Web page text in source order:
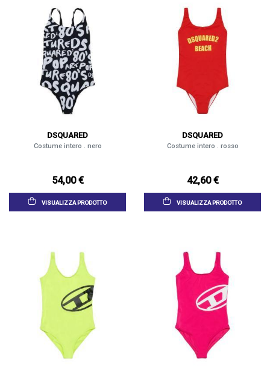
DSQUARED
Costume intero . nero
54,00 €
VISUALIZZA PRODOTTO
DSQUARED
Costume intero . rosso
42,60 €
VISUALIZZA PRODOTTO